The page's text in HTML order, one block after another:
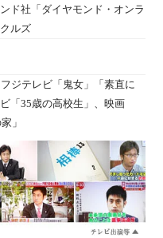
ド社「ダイヤモンド・オンラ
ルズ
ジテレビ「鬼女」「素直に
「35歳の高校生」、映画
」